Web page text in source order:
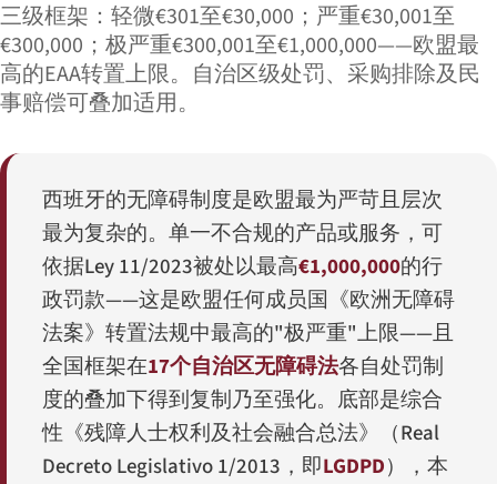
三级框架：轻微€301至€30,000；严重€30,001至
€300,000；极严重€300,001至€1,000,000——欧盟最
高的EAA转置上限。自治区级处罚、采购排除及民
事赔偿可叠加适用。
西班牙的无障碍制度是欧盟最为严苛且层次
最为复杂的。单一不合规的产品或服务，可
依据Ley 11/2023被处以最高€1,000,000的行
政罚款——这是欧盟任何成员国《欧洲无障碍
法案》转置法规中最高的"极严重"上限——且
全国框架在17个自治区无障碍法各自处罚制
度的叠加下得到复制乃至强化。底部是综合
性《残障人士权利及社会融合总法》（Real
Decreto Legislativo 1/2013 ，即LGDPD），本